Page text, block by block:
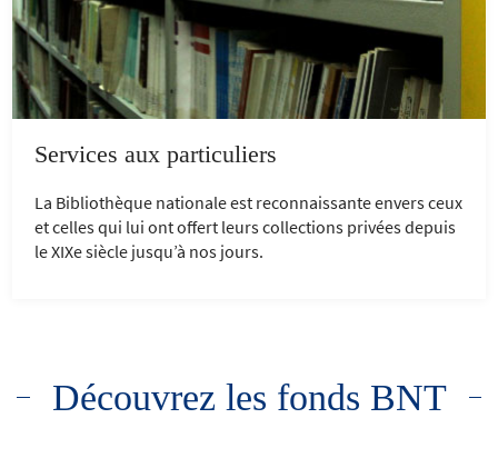
Services aux particuliers
La Bibliothèque nationale est reconnaissante envers ceux
et celles qui lui ont offert leurs collections privées depuis
le XIXe siècle jusqu’à nos jours.
Découvrez les fonds BNT